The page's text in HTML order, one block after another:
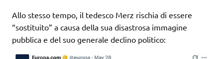
Allo stesso tempo, il tedesco Merz rischia di essere
“sostituito” a causa della sua disastrosa immagine
pubblica e del suo generale declino politico: